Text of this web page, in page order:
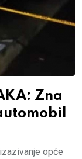
Zna
opće